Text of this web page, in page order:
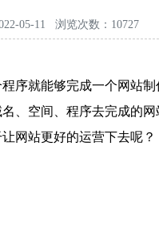
05-11 浏览次数：10727
序就能够完成一个网站
、空间、程序去完成的
网站更好的运营下去呢？